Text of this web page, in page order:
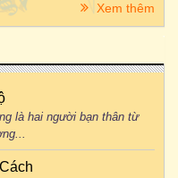
Xem thêm
là hai người bạn thân từ